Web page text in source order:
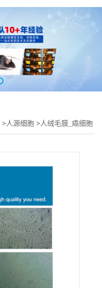
>人源细胞 >人绒毛膜_癌细胞